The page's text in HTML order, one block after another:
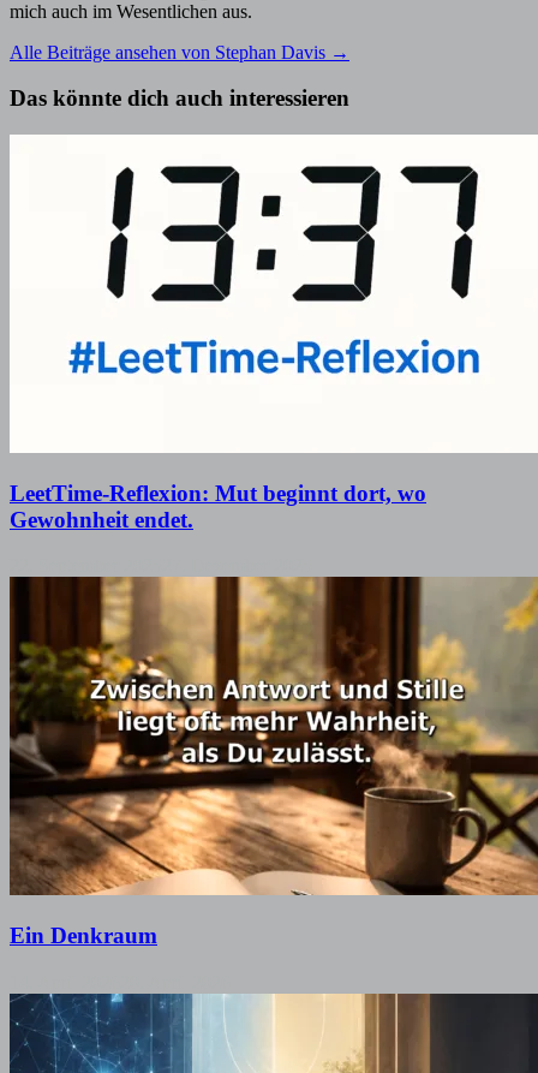
mich auch im Wesentlichen aus.
Alle Beiträge ansehen von Stephan Davis →
Das könnte dich auch interessieren
LeetTime-Reflexion: Mut beginnt dort, wo
Gewohnheit endet.
Ein Denkraum